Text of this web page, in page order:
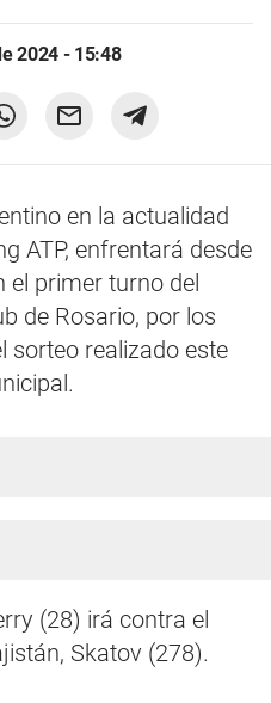
2024 - 15:48
en la actualidad
ATP, enfrentará desde
el primer turno del
de Rosario, por los
sorteo realizado este
(28) irá contra el
Skatov (278).